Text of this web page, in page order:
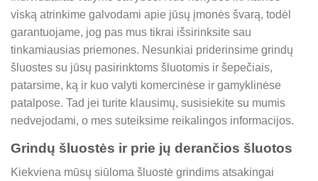
viską atrinkime galvodami apie jūsų įmonės švarą, todėl
garantuojame, jog pas mus tikrai išsirinksite sau
tinkamiausias priemones. Nesunkiai priderinsime grindų
šluostes su jūsų pasirinktoms šluotomis ir šepečiais,
patarsime, ką ir kuo valyti komercinėse ir gamyklinėse
patalpose. Tad jei turite klausimų, susisiekite su mumis
nedvejodami, o mes suteiksime reikalingos informacijos.
Grindų šluostės ir prie jų derančios šluotos
Kiekviena mūsų siūloma šluostė grindims atsakingai